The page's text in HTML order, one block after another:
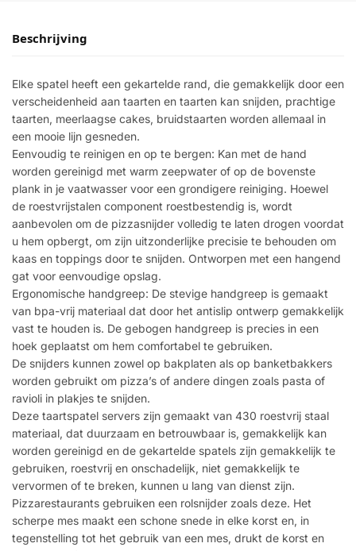
Beschrijving
Elke spatel heeft een gekartelde rand, die gemakkelijk door een
verscheidenheid aan taarten en taarten kan snijden, prachtige
taarten, meerlaagse cakes, bruidstaarten worden allemaal in
een mooie lijn gesneden.
Eenvoudig te reinigen en op te bergen: Kan met de hand
worden gereinigd met warm zeepwater of op de bovenste
plank in je vaatwasser voor een grondigere reiniging. Hoewel
de roestvrijstalen component roestbestendig is, wordt
aanbevolen om de pizzasnijder volledig te laten drogen voordat
u hem opbergt, om zijn uitzonderlijke precisie te behouden om
kaas en toppings door te snijden. Ontworpen met een hangend
gat voor eenvoudige opslag.
Ergonomische handgreep: De stevige handgreep is gemaakt
van bpa-vrij materiaal dat door het antislip ontwerp gemakkelijk
vast te houden is. De gebogen handgreep is precies in een
hoek geplaatst om hem comfortabel te gebruiken.
De snijders kunnen zowel op bakplaten als op banketbakkers
worden gebruikt om pizza’s of andere dingen zoals pasta of
ravioli in plakjes te snijden.
Deze taartspatel servers zijn gemaakt van 430 roestvrij staal
materiaal, dat duurzaam en betrouwbaar is, gemakkelijk kan
worden gereinigd en de gekartelde spatels zijn gemakkelijk te
gebruiken, roestvrij en onschadelijk, niet gemakkelijk te
vervormen of te breken, kunnen u lang van dienst zijn.
Pizzarestaurants gebruiken een rolsnijder zoals deze. Het
scherpe mes maakt een schone snede in elke korst en, in
tegenstelling tot het gebruik van een mes, drukt de korst en